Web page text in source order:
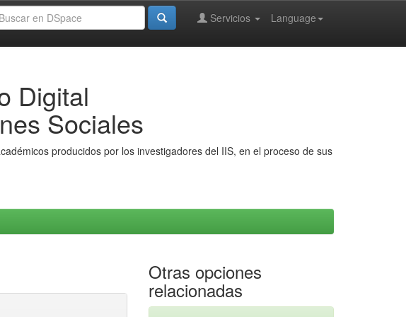
Language
Servicios
Digital
Sociales
producidos por los investigadores del IIS, en el proceso de sus
Otras opciones
relacionadas